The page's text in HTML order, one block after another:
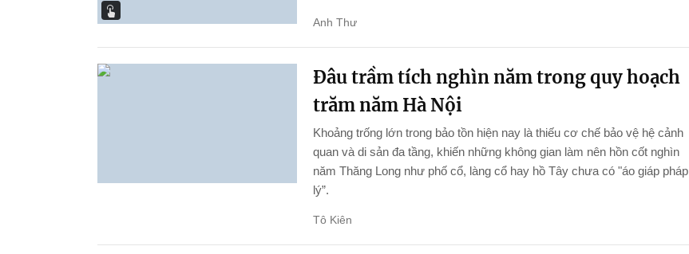
Anh Thư
Đâu trầm tích nghìn năm trong quy hoạch
trăm năm Hà Nội
Khoảng trống lớn trong bảo tồn hiện nay là thiếu cơ chế bảo vệ hệ cảnh
quan và di sản đa tầng, khiến những không gian làm nên hồn cốt nghìn
năm Thăng Long như phố cổ, làng cổ hay hồ Tây chưa có "áo giáp pháp
lý”.
Tô Kiên